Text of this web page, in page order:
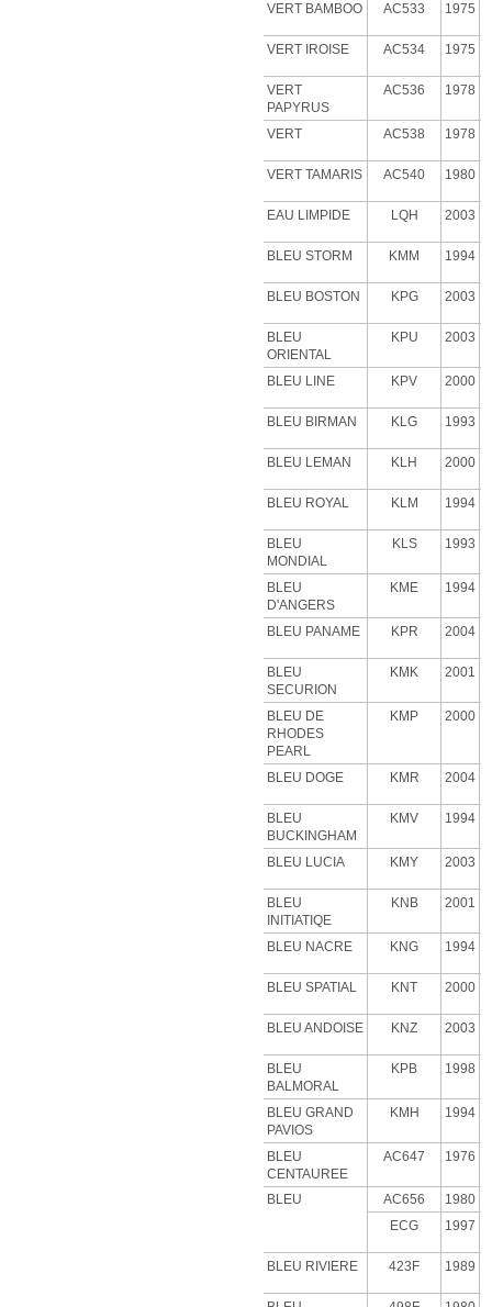
VERT BAMBOO AC533 1975
VERT IROISE AC534 1975
VERT
PAPYRUS
AC536 1978
VERT AC538 1978
VERT TAMARIS AC540 1980
EAU LIMPIDE LQH 2003
BLEU STORM KMM 1994
BLEU BOSTON KPG 2003
BLEU
ORIENTAL
KPU 2003
BLEU LINE KPV 2000
BLEU BIRMAN KLG 1993
BLEU LEMAN KLH 2000
BLEU ROYAL KLM 1994
BLEU
MONDIAL
KLS 1993
BLEU
D'ANGERS
KME 1994
BLEU PANAME KPR 2004
BLEU
SECURION
KMK 2001
BLEU DE
RHODES
PEARL
KMP 2000
BLEU DOGE KMR 2004
BLEU
BUCKINGHAM
KMV 1994
BLEU LUCIA KMY 2003
BLEU
INITIATIQE
KNB 2001
BLEU NACRE KNG 1994
BLEU SPATIAL KNT 2000
BLEU ANDOISE KNZ 2003
BLEU
BALMORAL
KPB 1998
BLEU GRAND
PAVIOS
KMH 1994
BLEU
CENTAUREE
AC647 1976
BLEU AC656 1980
ECG
1997
BLEU RIVIERE 423F 1989